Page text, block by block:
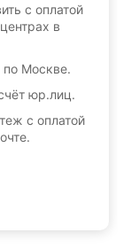
с оплатой
в
по Москве.
юр.лиц.
с оплатой